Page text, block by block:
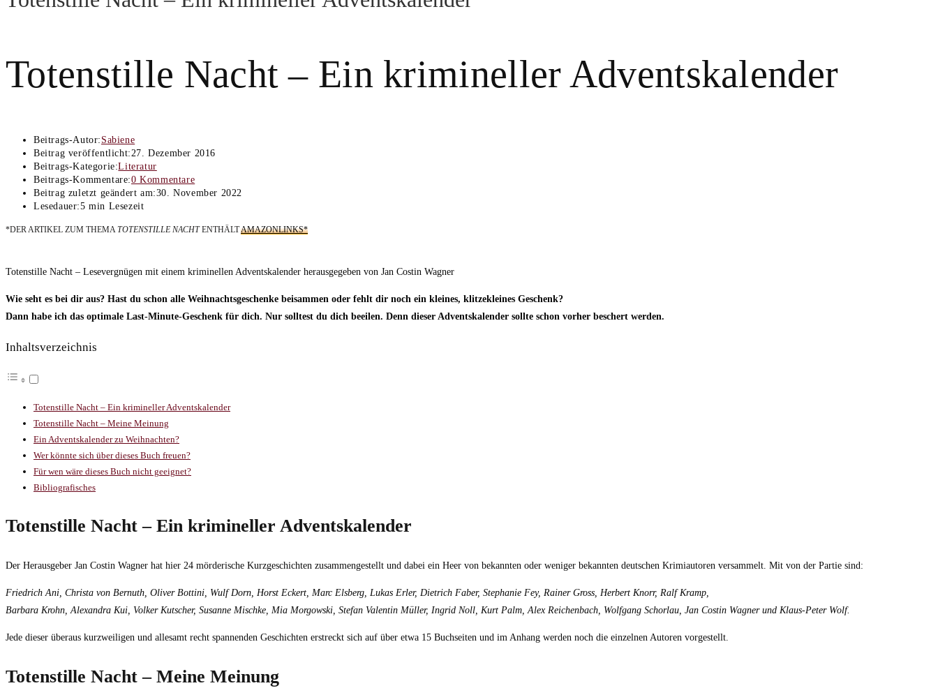
Totenstille Nacht – Ein krimineller Adventskalender
Beitrags-Autor: Sabiene
Beitrag veröffentlicht:27. Dezember 2016
Beitrags-Kategorie:Literatur
Beitrags-Kommentare:0 Kommentare
Beitrag zuletzt geändert am:30. November 2022
Lesedauer:5 min Lesezeit
*DER ARTIKEL ZUM THEMATOTENSTILLE NACHTENTHÄLTAMAZONLINKS*
Totenstille Nacht – Lesevergnügen mit einem kriminellen Adventskalender herausgegeben von Jan Costin Wagner
Wie seht es bei dir aus? Hast du schon alle Weihnachtsgeschenke beisammen oder fehlt dir noch ein kleines, klitzekleines Geschenk?
Dann habe ich das optimale Last-Minute-Geschenk für dich. Nur solltest du dich beeilen. Denn dieser Adventskalender sollte schon vorher beschert werden.
Inhaltsverzeichnis
Totenstille Nacht – Ein krimineller Adventskalender
Totenstille Nacht – Meine Meinung
Ein Adventskalender zu Weihnachten?
Wer könnte sich über dieses Buch freuen?
Für wen wäre dieses Buch nicht geeignet?
Bibliografisches
Totenstille Nacht – Ein krimineller Adventskalender
Der Herausgeber Jan Costin Wagner hat hier 24 mörderische Kurzgeschichten zusammengestellt und dabei ein Heer von bekannten oder weniger bekannten deutschen Krimiautoren versammelt. Mit von der Partie sind:
Friedrich Ani, Christa von Bernuth, Oliver Bottini, Wulf Dorn, Horst Eckert, Marc Elsberg, Lukas Erler, Dietrich Faber, Stephanie Fey, Rainer Gross, Herbert Knorr, Ralf Kramp,
Barbara Krohn, Alexandra Kui, Volker Kutscher, Susanne Mischke, Mia Morgowski, Stefan Valentin Müller, Ingrid Noll, Kurt Palm, Alex Reichenbach, Wolfgang Schorlau, Jan Costin Wagner und Klaus-Peter Wolf.
Jede dieser überaus kurzweiligen und allesamt recht spannenden Geschichten erstreckt sich auf über etwa 15 Buchseiten und im Anhang werden noch die einzelnen Autoren vorgestellt.
Totenstille Nacht – Meine Meinung